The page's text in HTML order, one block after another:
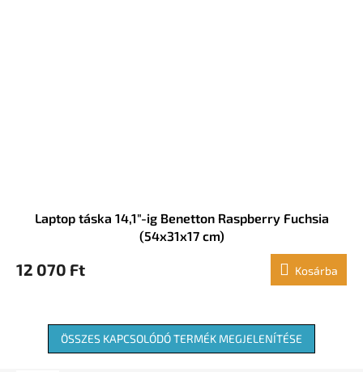
Laptop táska 14,1"-ig Benetton Raspberry Fuchsia
(54x31x17 cm)
12 070 Ft Kosárba
ÖSSZES KAPCSOLÓDÓ TERMÉK MEGJELENÍTÉSE